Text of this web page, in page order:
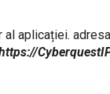
aplicației.